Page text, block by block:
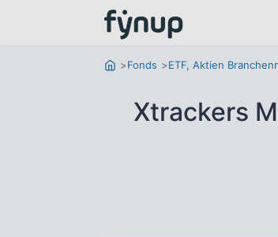
Fonds ETF, Aktien
Xtrackers